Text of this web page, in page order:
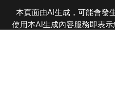
本頁面由AI生成，可能會發
使用本AI生成內容服務即表